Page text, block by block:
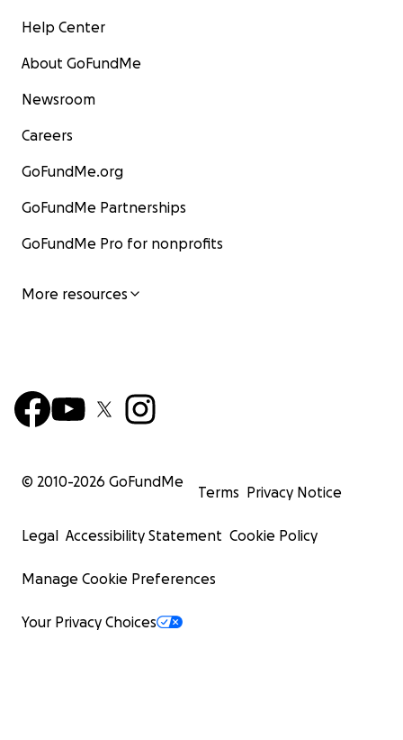
Help Center
About GoFundMe
Newsroom
Careers
GoFundMe.org
GoFundMe Partnerships
GoFundMe Pro for nonprofits
More resources
© 2010-2026 GoFundMe
Terms Privacy Notice
Legal Accessibility Statement Cookie Policy
Manage Cookie Preferences
Your Privacy Choices